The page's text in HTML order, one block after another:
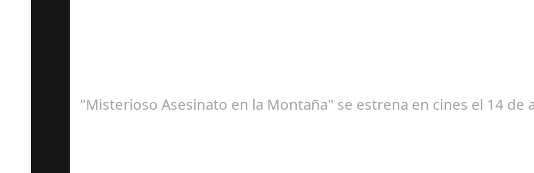
"Misterioso Asesinato en la Montaña" se estrena en cines el 14 de